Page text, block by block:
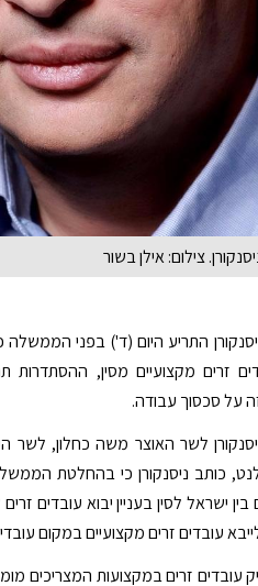
צילום: אילן בשור
התריע היום (ד') בפני
זרים מקצועיים מסין, ההסתדרות
על סכסוך עבודה.
לשר האוצר משה כחלון, לשר
ישראל לסין בעניין יבוא עובדים
עובדים זרים מקצועיים במקום
זרים במקצועות המצריכים